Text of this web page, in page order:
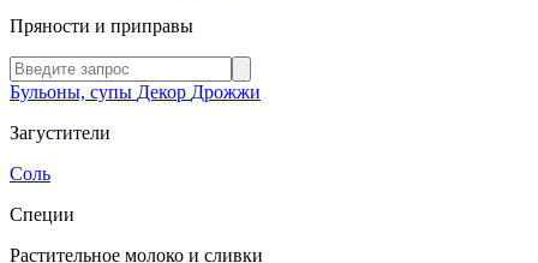
Пряности и приправы
Бульоны, супы Декор Дрожжи
Загустители
Соль
Специи
Растительное молоко и сливки